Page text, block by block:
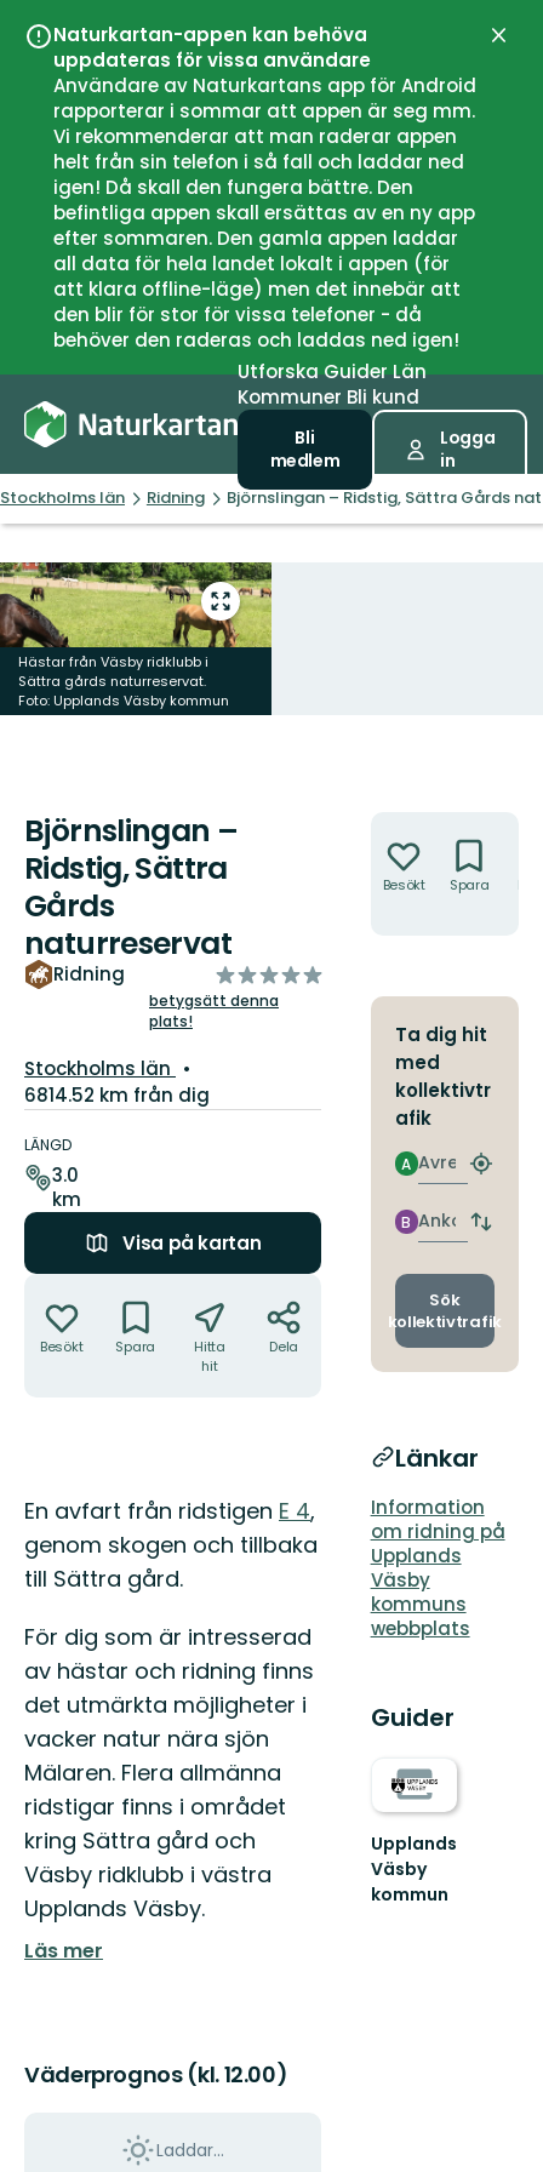
Naturkartan-appen kan behöva
uppdateras för vissa användare
Användare av Naturkartans app för Android
rapporterar i sommar att appen är seg mm.
Vi rekommenderar att man raderar appen
helt från sin telefon i så fall och laddar ned
igen! Då skall den fungera bättre. Den
befintliga appen skall ersättas av en ny app
efter sommaren. Den gamla appen laddar
all data för hela landet lokalt i appen (för
att klara offline-läge) men det innebär att
den blir för stor för vissa telefoner - då
behöver den raderas och laddas ned igen!
UtforskaGuiderLän
Kommuner Bli kund
Bli
medlem
Logga
in
Stockholms län Ridning Björnslingan – Ridstig, Sättra Gårds
Gå
till
helskärmsläge
Hästar från Väsby ridklubb i
Sättra gårds naturreservat.
Foto: Upplands Väsby kommun
Björnslingan –
Ridstig, Sättra
Gårds
naturreservat
Ridning
av
5
betygsätt denna
plats!
Län:
Stockholms län
6814.52 km från dig
om
leden
LÄNGD
3.0
km
Visa på kartan
Besökt Spara
Hitta
hit
Dela
Beskrivning
En avfart från ridstigen E 4,
genom skogen och tillbaka
till Sättra gård.
För dig som är intresserad
av hästar och ridning finns
det utmärkta möjligheter i
vacker natur nära sjön
Mälaren. Flera allmänna
ridstigar finns i området
kring Sättra gård och
Väsby ridklubb i västra
Upplands Väsby.
Läs mer
Väderprognos (kl. 12.00)
Laddar...
Besökt Spara
Ta dig hit
med
kollektivtr
afik
Avresa
A
Hitta
Ankomst
B
Byt
och
Sök
kollektivtrafik
Länkar
Information
om ridning på
Upplands
Väsby
kommuns
webbplats
Guider
Upplands
Väsby
kommun